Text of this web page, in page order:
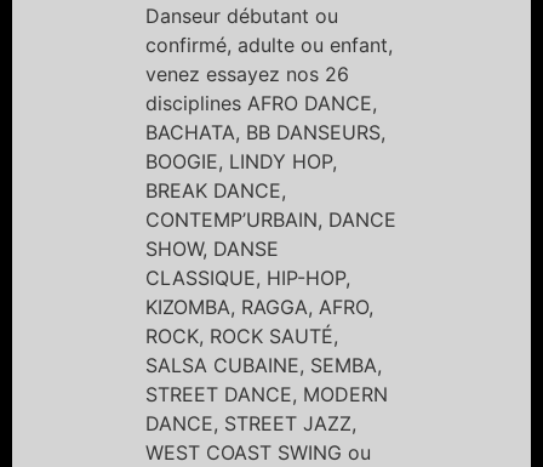
Danseur débutant ou
confirmé, adulte ou enfant,
venez essayez nos 26
disciplines AFRO DANCE,
BACHATA, BB DANSEURS,
BOOGIE, LINDY HOP,
BREAK DANCE,
CONTEMP’URBAIN, DANCE
SHOW, DANSE
CLASSIQUE, HIP-HOP,
KIZOMBA, RAGGA, AFRO,
ROCK, ROCK SAUTÉ,
SALSA CUBAINE, SEMBA,
STREET DANCE, MODERN
DANCE, STREET JAZZ,
WEST COAST SWING ou